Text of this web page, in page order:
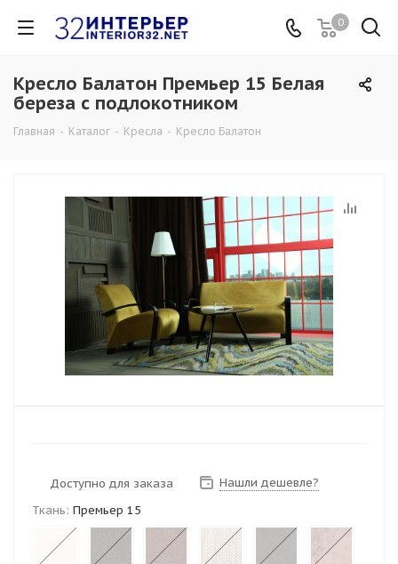
0
Кресло Балатон Премьер 15 Белая
береза с подлокотником
Главная - Каталог - Кресла - Кресло Балатон
Доступно для заказа
Нашли дешевле?
Ткань: Премьер 15